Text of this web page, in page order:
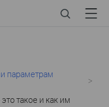
SearchMenu
параметрам
такое и как им